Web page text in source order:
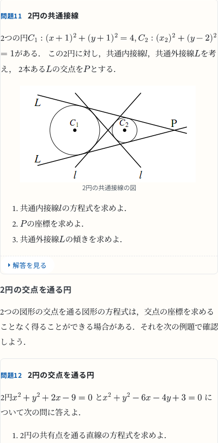
問題11 2円の共通接線
2つの円
がある． この2円に対し，共通内接線 ，共通外接線
を考
え， 2本ある
の交点を とする．
2円の共通接線の図
共通内接線 の方程式を求めよ．
の座標を求めよ．
共通外接線
の傾きを求めよ．
解答を見る
2円の交点を通る円
2つの図形の交点を通る図形の方程式は，交点の座標を求める
ことなく得ることができる場合がある．それを次の例題で確認
しよう．
問題12 2円の交点を通る円
2円 と
に
ついて次の問に答えよ．
2円の共有点を通る直線の方程式を求めよ．